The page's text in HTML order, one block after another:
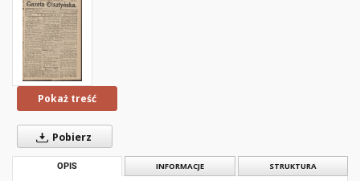
Pokaż treść
Pobierz
OPIS INFORMACJE STRUKTURA